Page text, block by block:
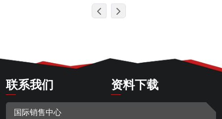
联系我们 资料下载
国际销售中心